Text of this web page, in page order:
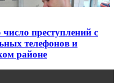
преступлений с
телефонов и
районе